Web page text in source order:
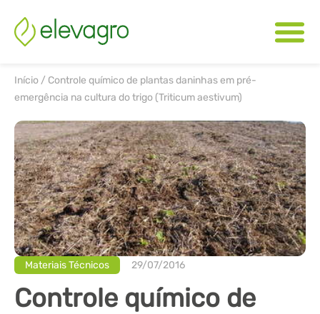
Início / Controle químico de plantas daninhas em pré-
emergência na cultura do trigo (Triticum aestivum)
Materiais Técnicos 29/07/2016
Controle químico de